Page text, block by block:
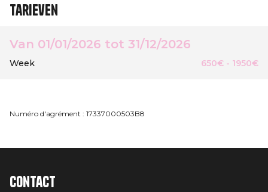
Tarieven
Van 01/01/2026 tot 31/12/2026
Week 650€ - 1950€
Numéro d'agrément : 17337000503B8
Contact